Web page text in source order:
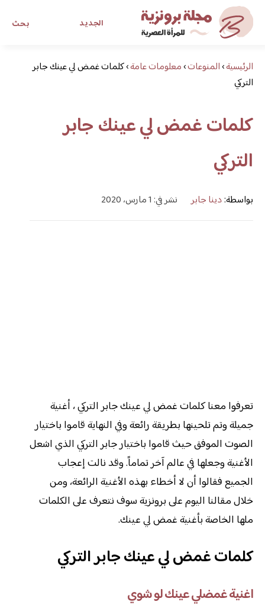
بحث الجديد
مجلة برونزية للفتاة العصريةالرئيسية›المنوعات›معلومات عامة›كلمات غمض لي عينك جابر
التركي
كلمات غمض لي عينك جابر
التركي
بواسطة:دينا جابر نشر في: 1 مارس، 2020
تعرفوا معنا كلمات غمض لي عينك جابر التركي ، أغنية
جميلة وتم تلحينها بطريقة رائعة وفي النهاية قاموا باختيار
الصوت الموفق حيث قاموا باختيار جابر التركي الذي اشعل
الأغنية وجعلها في عالم آخر تماماً. وقد نالت إعجاب
الجميع فقالوا أن لا أخطاء بهذه الأغنية الرائعة، ومن
خلال مقالنا اليوم على برونزية سوف نتعرف على الكلمات
ملها الخاصة بأغنية غمض لي عينك.
كلمات غمض لي عينك جابر التركي
اغنية غمضلي عينك لو شوي